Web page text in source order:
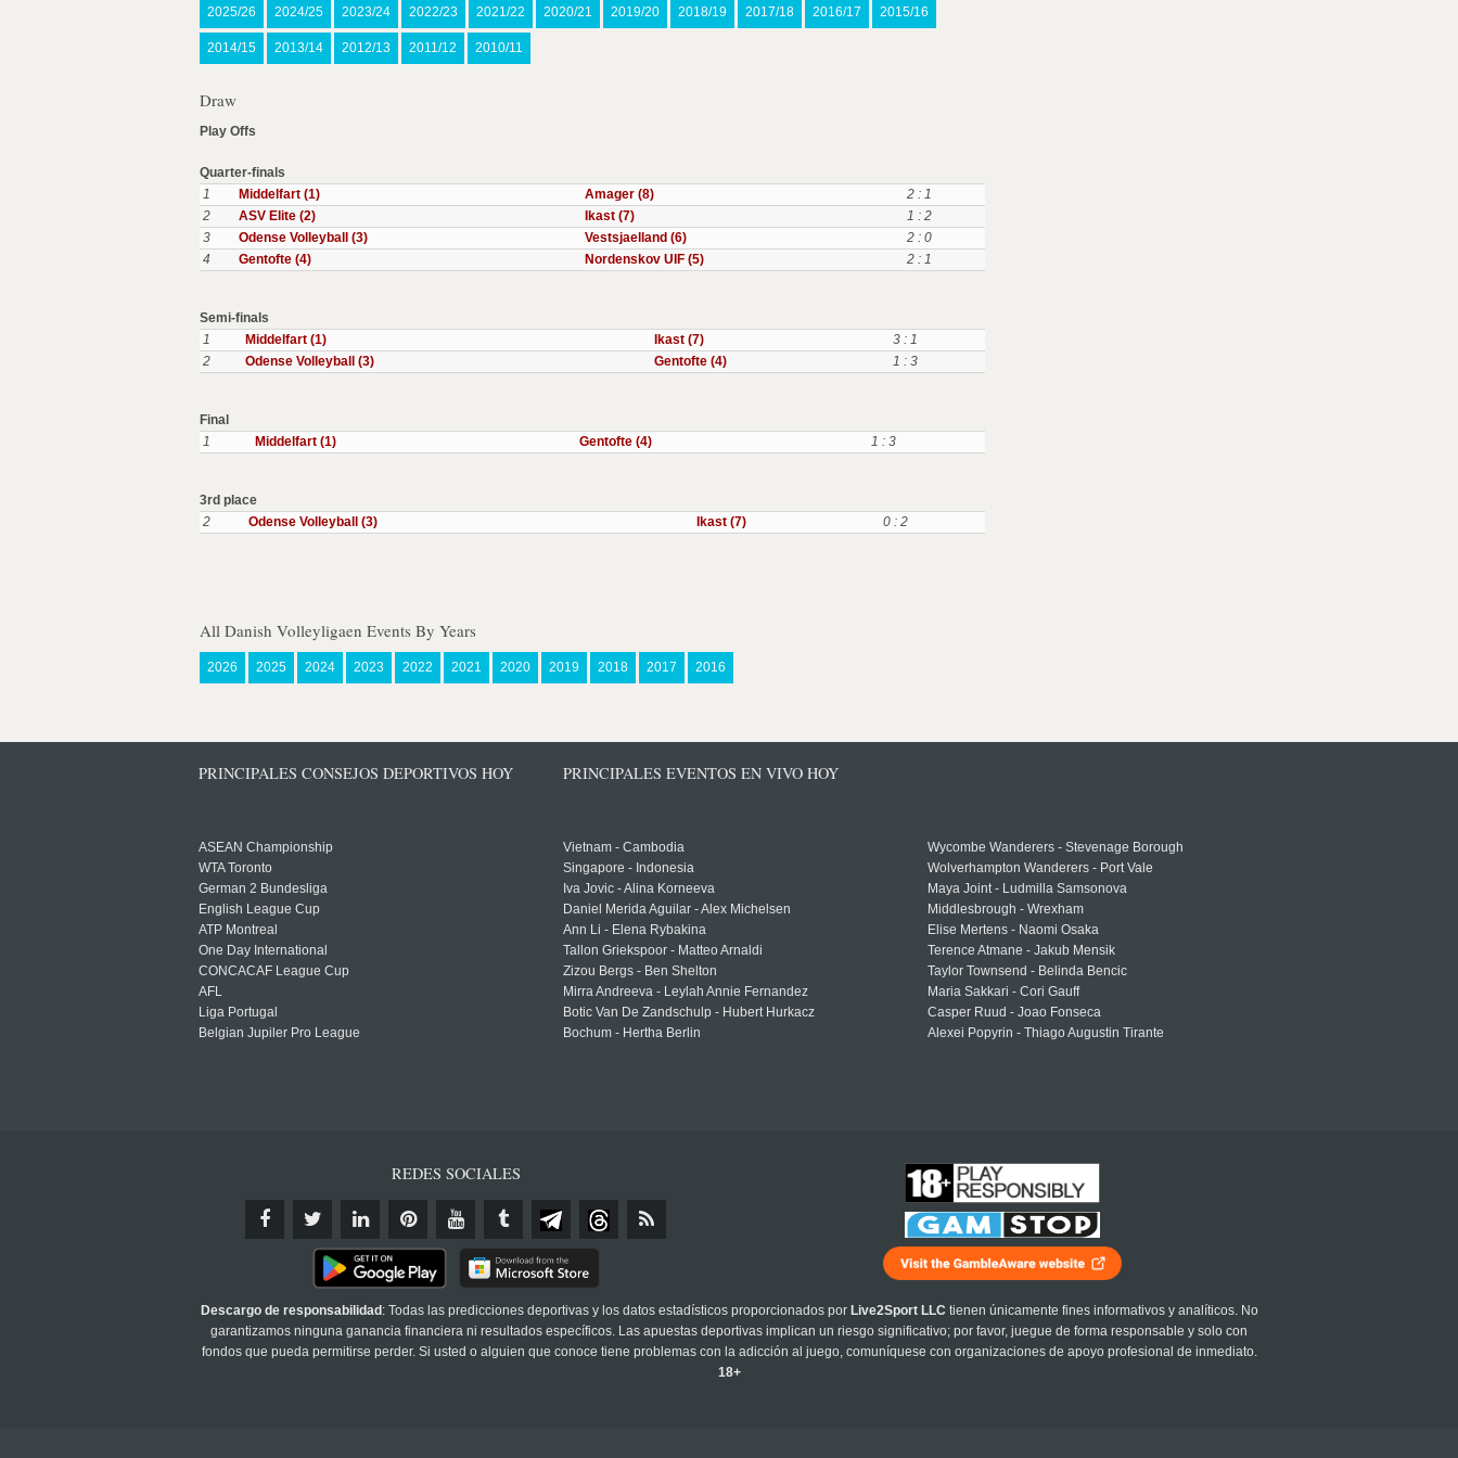
2025/26 2024/25 2023/24 2022/23 2021/22 2020/21 2019/20 2018/19 2017/18 2016/17 2015/16
2014/15 2013/14 2012/13 2011/12 2010/11
Draw
Play Offs
Quarter-finals
1
Middelfart (1) Amager (8)
2 : 1
2
ASV Elite (2) Ikast (7)
1 : 2
3
Odense Volleyball (3) Vestsjaelland (6)
2 : 0
4
Gentofte (4) Nordenskov UIF (5) 2 : 1
Semi-finals
1
Middelfart (1) Ikast (7)
3 : 1
2
Odense Volleyball (3) Gentofte (4) 1 : 3
Final
1
Middelfart (1) Gentofte (4) 1 : 3
3rd place
2
Odense Volleyball (3) Ikast (7) 0 : 2
All Danish Volleyligaen Events By Years
2026 2025 2024 2023 2022 2021 2020 2019 2018 2017 2016
PRINCIPALES CONSEJOS DEPORTIVOS HOY
ASEAN Championship
WTA Toronto
German 2 Bundesliga
English League Cup
ATP Montreal
One Day International
CONCACAF League Cup
AFL
Liga Portugal
Belgian Jupiler Pro League
PRINCIPALES EVENTOS EN VIVO HOY
Vietnam - Cambodia
Singapore - Indonesia
Iva Jovic - Alina Korneeva
Daniel Merida Aguilar - Alex Michelsen
Ann Li - Elena Rybakina
Tallon Griekspoor - Matteo Arnaldi
Zizou Bergs - Ben Shelton
Mirra Andreeva - Leylah Annie Fernandez
Botic Van De Zandschulp - Hubert Hurkacz
Bochum - Hertha Berlin
Wycombe Wanderers - Stevenage Borough
Wolverhampton Wanderers - Port Vale
Maya Joint - Ludmilla Samsonova
Middlesbrough - Wrexham
Elise Mertens - Naomi Osaka
Terence Atmane - Jakub Mensik
Taylor Townsend - Belinda Bencic
Maria Sakkari - Cori Gauff
Casper Ruud - Joao Fonseca
Alexei Popyrin - Thiago Augustin Tirante
REDES SOCIALES
Descargo de responsabilidad : Todas las predicciones deportivas y los datos estadísticos proporcionados por Live2Sport LLC tienen únicamente fines informativos y analíticos. No
garantizamos ninguna ganancia financiera ni resultados específicos. Las apuestas deportivas implican un riesgo significativo; por favor, juegue de forma responsable y solo con
fondos que pueda permitirse perder. Si usted o alguien que conoce tiene problemas con la adicción al juego, comuníquese con organizaciones de apoyo profesional de inmediato.
18+